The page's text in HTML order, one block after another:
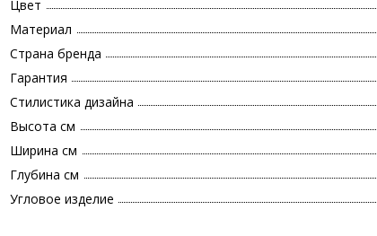
Цвет
Материал
Страна бренда
Гарантия
Стилистика дизайна
Высота см
Ширина см
Глубина см
Угловое изделие